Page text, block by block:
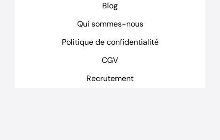
Blog
Qui sommes-nous
Politique de confidentialité
CGV
Recrutement